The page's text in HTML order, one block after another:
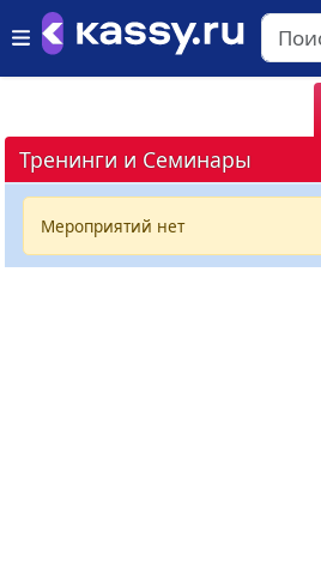
Тренинги и Семинары
Мероприятий нет